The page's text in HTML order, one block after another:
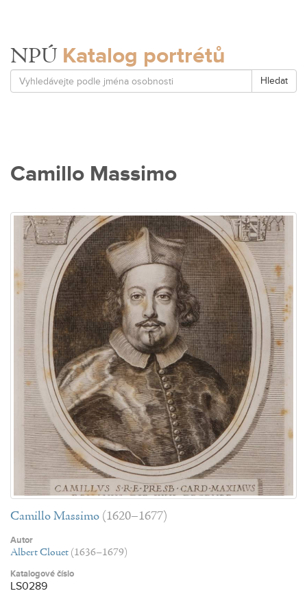
NPÚ Katalog portrétů
Hledat
Camillo Massimo
Camillo Massimo (1620–1677)
Autor
Albert Clouet (1636–1679)
Katalogové číslo
LS0289